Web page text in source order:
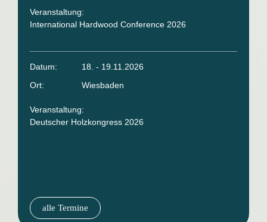
Veranstaltung:
International Hardwood Conference 2026
Datum:
18. - 19.11.2026
Ort:
Wiesbaden
Veranstaltung:
Deutscher Holzkongress 2026
alle Termine